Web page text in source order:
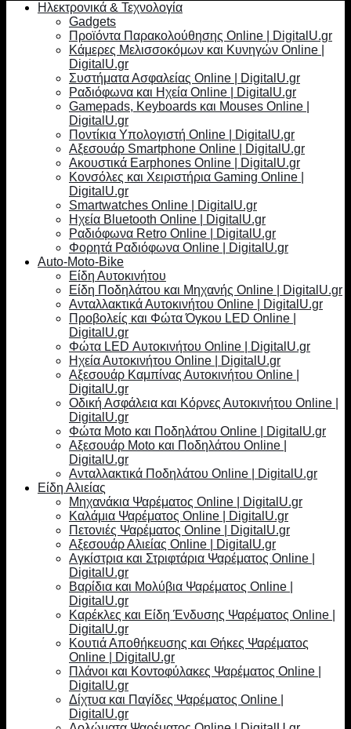
Ηλεκτρονικά & Τεχνολογία
Gadgets
Προϊόντα Παρακολούθησης Online | DigitalU.gr
Κάμερες Μελισσοκόμων και Κυνηγών Online |
DigitalU.gr
Συστήματα Ασφαλείας Online | DigitalU.gr
Ραδιόφωνα και Ηχεία Online | DigitalU.gr
Gamepads, Keyboards και Mouses Online |
DigitalU.gr
Ποντίκια Υπολογιστή Online | DigitalU.gr
Αξεσουάρ Smartphone Online | DigitalU.gr
Ακουστικά Earphones Online | DigitalU.gr
Κονσόλες και Χειριστήρια Gaming Online |
DigitalU.gr
Smartwatches Online | DigitalU.gr
Ηχεία Bluetooth Online | DigitalU.gr
Ραδιόφωνα Retro Online | DigitalU.gr
Φορητά Ραδιόφωνα Online | DigitalU.gr
Auto-Moto-Bike
Είδη Αυτοκινήτου
Είδη Ποδηλάτου και Μηχανής Online | DigitalU.gr
Ανταλλακτικά Αυτοκινήτου Online | DigitalU.gr
Προβολείς και Φώτα Όγκου LED Online |
DigitalU.gr
Φώτα LED Αυτοκινήτου Online | DigitalU.gr
Ηχεία Αυτοκινήτου Online | DigitalU.gr
Αξεσουάρ Καμπίνας Αυτοκινήτου Online |
DigitalU.gr
Οδική Ασφάλεια και Κόρνες Αυτοκινήτου Online |
DigitalU.gr
Φώτα Moto και Ποδηλάτου Online | DigitalU.gr
Αξεσουάρ Moto και Ποδηλάτου Online |
DigitalU.gr
Ανταλλακτικά Ποδηλάτου Online | DigitalU.gr
Είδη Αλιείας
Μηχανάκια Ψαρέματος Online | DigitalU.gr
Καλάμια Ψαρέματος Online | DigitalU.gr
Πετονιές Ψαρέματος Online | DigitalU.gr
Αξεσουάρ Αλιείας Online | DigitalU.gr
Αγκίστρια και Στριφτάρια Ψαρέματος Online |
DigitalU.gr
Βαρίδια και Μολύβια Ψαρέματος Online |
DigitalU.gr
Καρέκλες και Είδη Ένδυσης Ψαρέματος Online |
DigitalU.gr
Κουτιά Αποθήκευσης και Θήκες Ψαρέματος
Online | DigitalU.gr
Πλάνοι και Κοντοφύλακες Ψαρέματος Online |
DigitalU.gr
Δίχτυα και Παγίδες Ψαρέματος Online |
DigitalU.gr